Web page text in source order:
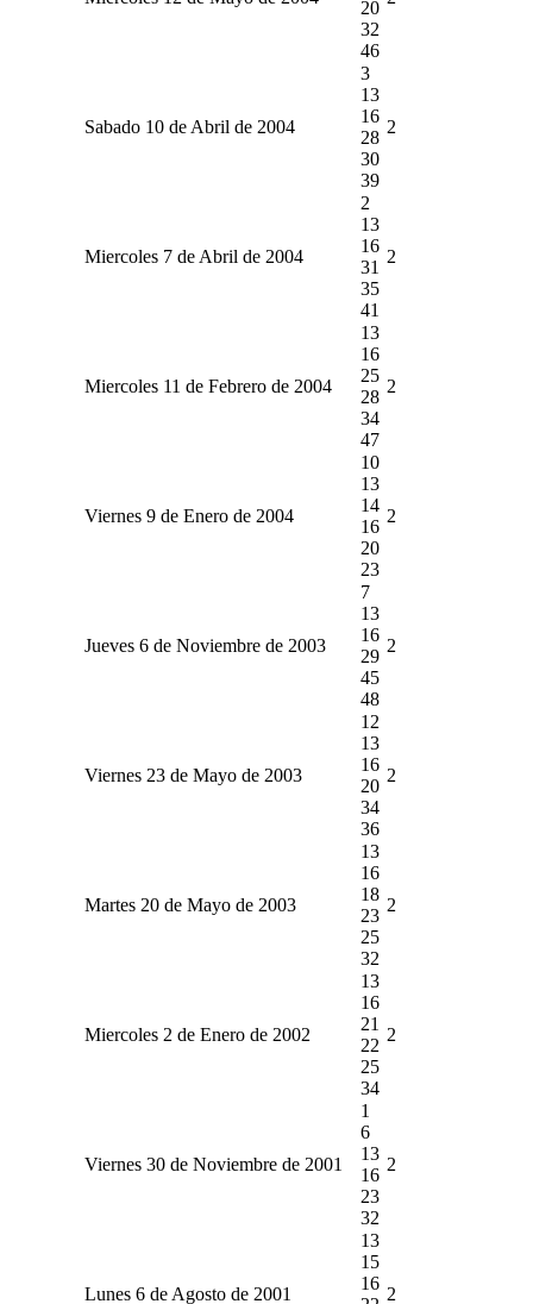
20
32
46
Sabado 10 de Abril de 2004
3
13
16
28
30
39
2
Miercoles 7 de Abril de 2004
2
13
16
31
35
41
2
Miercoles 11 de Febrero de 2004
13
16
25
28
34
47
2
Viernes 9 de Enero de 2004
10
13
14
16
20
23
2
Jueves 6 de Noviembre de 2003
7
13
16
29
45
48
2
Viernes 23 de Mayo de 2003
12
13
16
20
34
36
2
Martes 20 de Mayo de 2003
13
16
18
23
25
32
2
Miercoles 2 de Enero de 2002
13
16
21
22
25
34
2
Viernes 30 de Noviembre de 2001
1
6
13
16
23
32
2
Lunes 6 de Agosto de 2001
13
15
16
2